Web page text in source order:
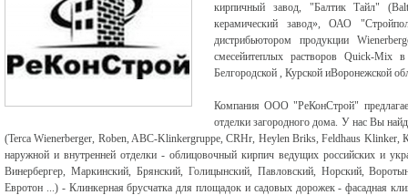
кирпичный завод, "Балтик Тайл"
керамический завод», ОАО
дистрибьютором продукции
смесейитеплых растворов Quick-Mix
Белгородской , Курской иВоронежской
Компания ООО "РеКонСтрой"
отделки загородного дома. У нас Вы
(Terca Wienerberger, Roben, ABC-Klinkergruppe, CRHr, Heylen Briks, Feldhaus Klinker,
наружной и внутренней отделки - облицовочный кирпич ведущих российских и
Винербергер, Маркинский, Брянский, Голицынский, Павловский, Норский,
Евротон ...) - Клинкерная брусчатка для площадок и садовых дорожек - фасадная